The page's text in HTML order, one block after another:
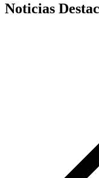
Noticias